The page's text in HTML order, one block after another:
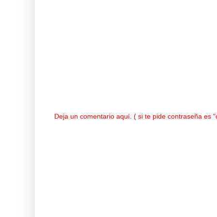
Deja un comentario aquí. ( si te pide contraseña es